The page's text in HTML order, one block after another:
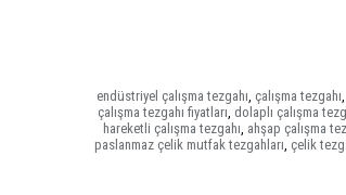
endüstriyel çalışma tezgahı, çalışma tezgahı,
çalışma tezgahı fiyatları, dolaplı çalışma
hareketli çalışma tezgahı, ahşap çalışma
paslanmaz çelik mutfak tezgahları, çelik